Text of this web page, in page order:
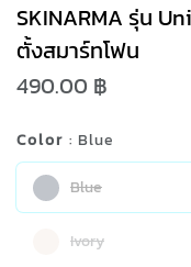
SKINARMA รุ่น
ตั้งสมาร์ทโฟน
490.00 ฿
Color : Blue
Blue
Ivory